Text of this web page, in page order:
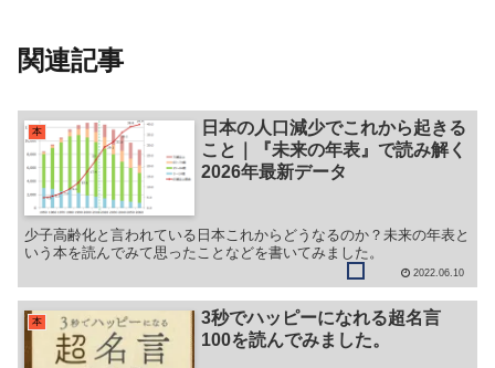
関連記事
本
日本の人口減少でこれから起きる
こと｜『未来の年表』で読み解く
2026年最新データ
少子高齢化と言われている日本これからどうなるのか？未来の年表と
いう本を読んでみて思ったことなどを書いてみました。
2022.06.10
本
3秒でハッピーになれる超名言
100を読んでみました。